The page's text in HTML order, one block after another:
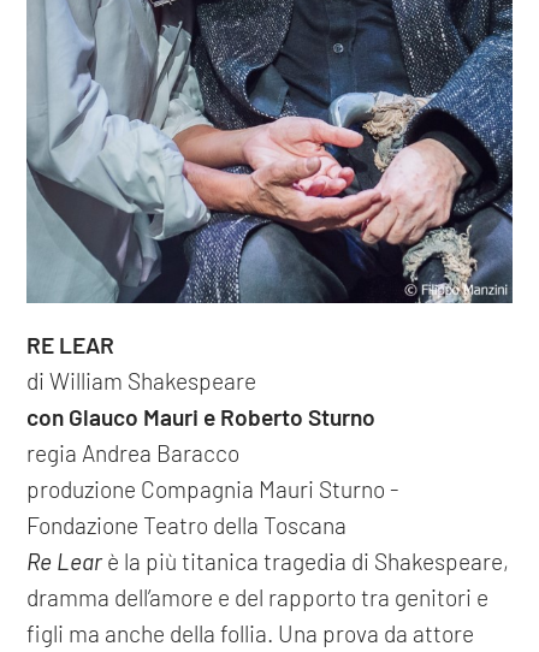
RE LEAR
di William Shakespeare
con Glauco Mauri e Roberto Sturno
regia Andrea Baracco
produzione Compagnia Mauri Sturno -
Fondazione Teatro della Toscana
Re Learè la più titanica tragedia di Shakespeare,
dramma dell’amore e del rapporto tra genitori e
figli ma anche della follia. Una prova da attore